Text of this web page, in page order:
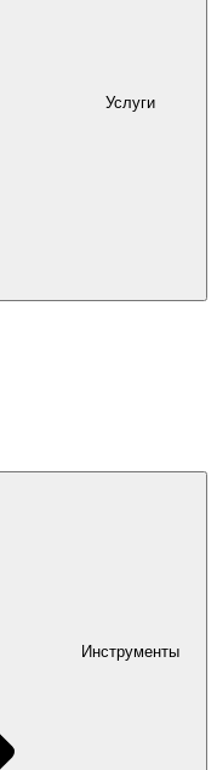
Услуги
Инструменты